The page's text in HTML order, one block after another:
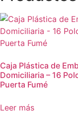
Caja Plástica de
Domiciliaria – 16
Puerta Fumé
Leer más